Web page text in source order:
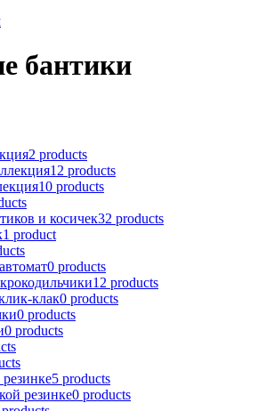
бантики
2 products
12 products
10 products
и косичек32 products
1 product
0 products
12 products
клак0 products
0 products
0 products
5 products
резинке0 products